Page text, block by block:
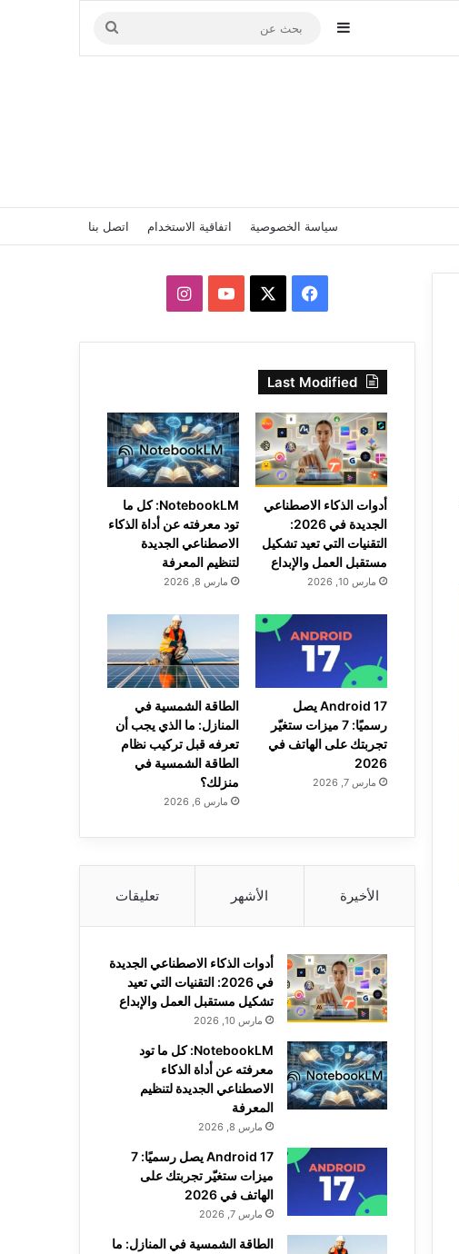
إضافة عمود جانبي
بحث
عن
سياسة الخصوصية اتفاقية الاستخدام اتصل بنا
فيسبوك ‫YouTubeانستقرام
Last Modified
أدوات الذكاء الاصطناعي
الجديدة في 2026:
التقنيات التي تعيد تشكيل
مستقبل العمل والإبداع
مارس 10, 2026
NotebookLM: كل ما
تود معرفته عن أداة الذكاء
الاصطناعي الجديدة
لتنظيم المعرفة
مارس 8, 2026
Android 17 يصل
رسميًا: 7 ميزات ستغيّر
تجربتك على الهاتف في
2026
مارس 7, 2026
الطاقة الشمسية في
المنازل: ما الذي يجب أن
تعرفه قبل تركيب نظام
الطاقة الشمسية في
منزلك؟
مارس 6, 2026
الأخيرة الأشهر تعليقات
أدوات الذكاء الاصطناعي الجديدة
في 2026: التقنيات التي تعيد
تشكيل مستقبل العمل والإبداع
مارس 10, 2026
NotebookLM: كل ما تود
معرفته عن أداة الذكاء
الاصطناعي الجديدة لتنظيم
المعرفة
مارس 8, 2026
Android 17 يصل رسميًا: 7
ميزات ستغيّر تجربتك على
الهاتف في 2026
مارس 7, 2026
الطاقة الشمسية في المنازل: ما